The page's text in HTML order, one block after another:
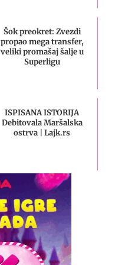
Šok preokret: Zvezdi
propao mega transfer,
veliki promašaj šalje u
Superligu
ISPISANA ISTORIJA
Debitovala Maršalska
ostrva | Lajk.rs